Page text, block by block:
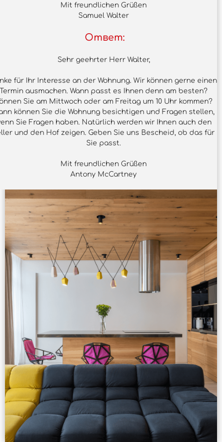
Mit freundlichen Grüßen
Samuel Walter
Ответ:
Sehr geehrter Herr Walter,
für Ihr Interesse an der Wohnung. Wir können gerne einen
Termin ausmachen. Wann passt es Ihnen denn am besten?
Sie am Mittwoch oder am Freitag um 10 Uhr kommen?
können Sie die Wohnung besichtigen und Fragen stellen,
Sie Fragen haben. Natürlich werden wir Ihnen auch den
und den Hof zeigen. Geben Sie uns Bescheid, ob das für
Sie passt.
Mit freundlichen Grüßen
Antony McCartney